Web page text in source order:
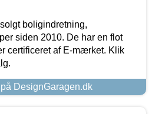
boligindretning,
siden 2010. De har en flot
certificeret af E-mærket. Klik
DesignGaragen.dk